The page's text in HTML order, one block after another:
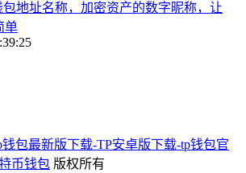
包地址名称，加密资产的数字昵称，让
单
钱包最新版下载-TP安卓版下载-tp钱包官
币钱包 版权所有